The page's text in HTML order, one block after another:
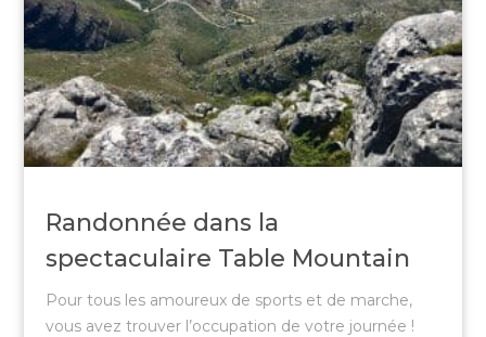
Randonnée dans la
spectaculaire Table Mountain
Pour tous les amoureux de sports et de marche,
vous avez trouver l’occupation de votre journée !